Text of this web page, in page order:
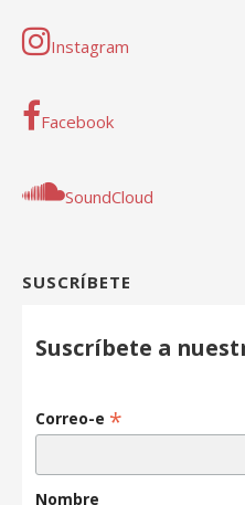
Instagram
Facebook
SoundCloud
SUSCRÍBETE
Suscríbete a
Correo-e *
Nombre